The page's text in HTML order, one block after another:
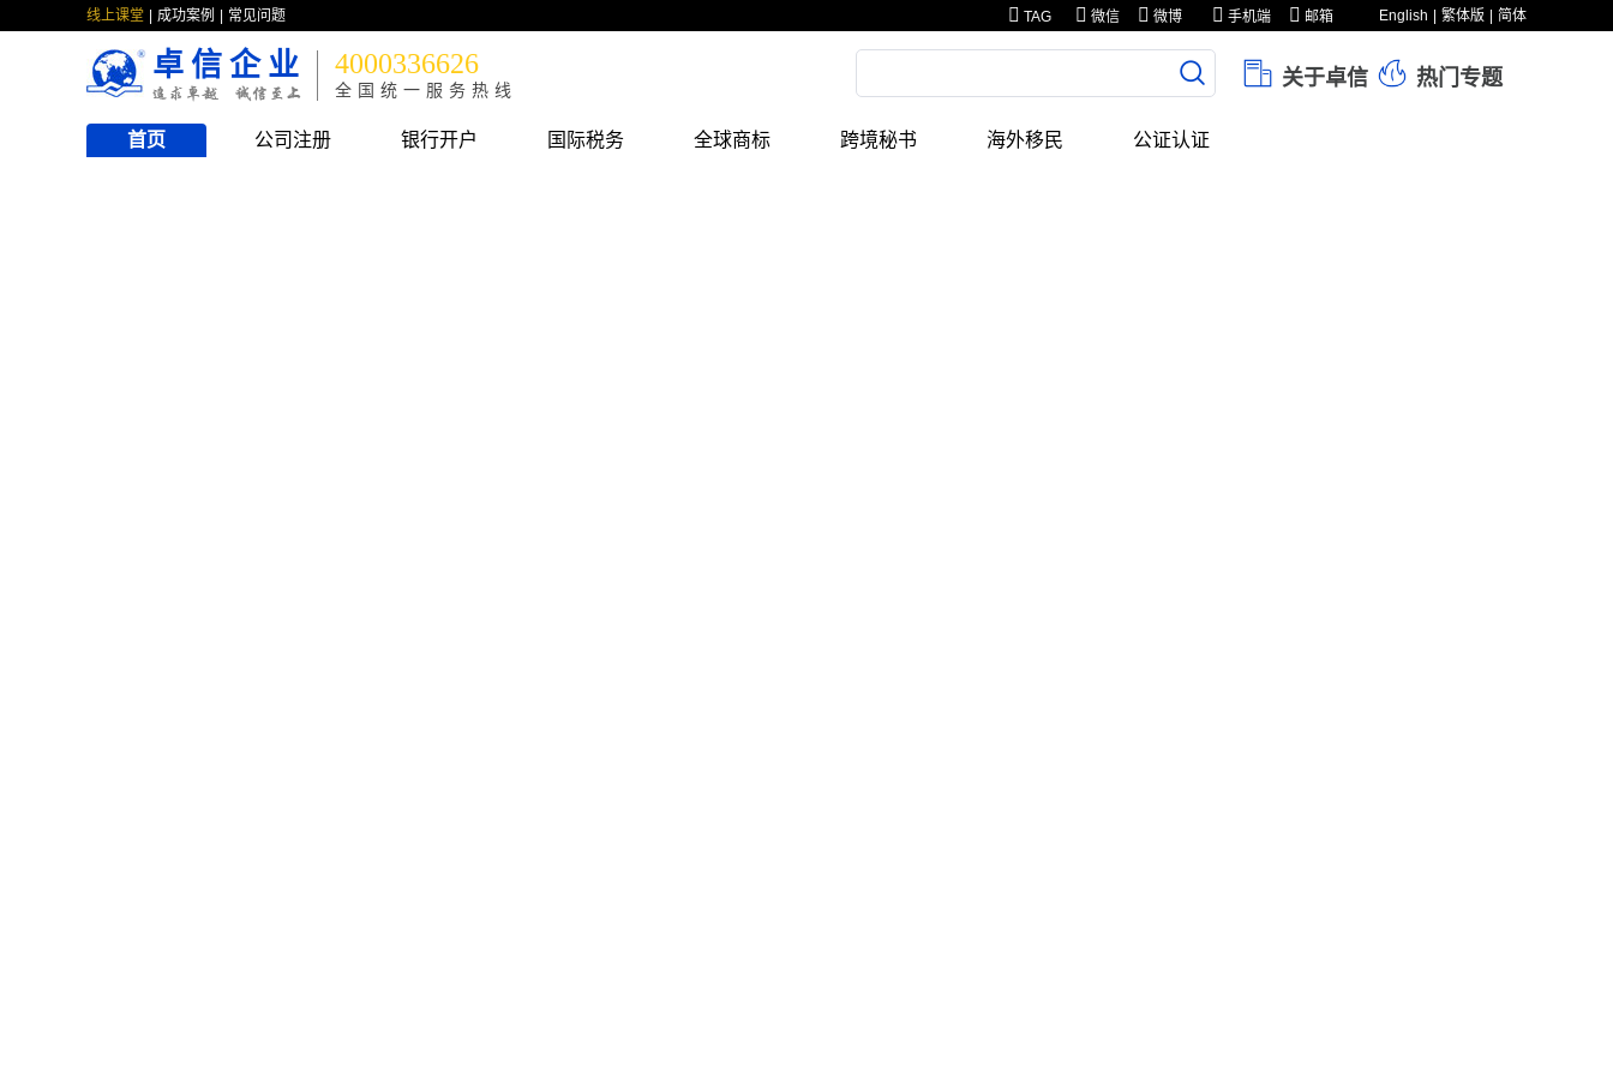
线上课堂 成功案例 常见问题 English 繁体版 简体
TAG 微信 微博 手机端 邮箱
卓信企业 4000336626
全国统一服务热线
关于卓信 热门专题
首页 公司注册 银行开户 国际税务 全球商标 跨境秘书 海外移民 公证认证